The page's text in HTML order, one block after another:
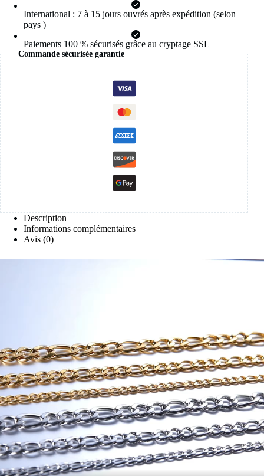
Bracelets
bijoux
Couple
cadeau
Pulsera
Hombre
nouveau
International : 7 à 15 jours ouvrés après expédition (selon
pays )
Paiements 100 % sécurisés grâce au cryptage SSL
Commande sécurisée garantie
Description
Informations complémentaires
Avis (0)